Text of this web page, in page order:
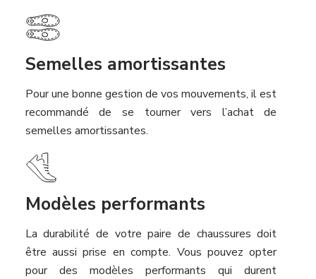
Semelles amortissantes
Pour une bonne gestion de vos mouvements, il est
recommandé de se tourner vers l’achat de
semelles amortissantes.
Modèles performants
La durabilité de votre paire de chaussures doit
être aussi prise en compte. Vous pouvez opter
pour des modèles performants qui durent